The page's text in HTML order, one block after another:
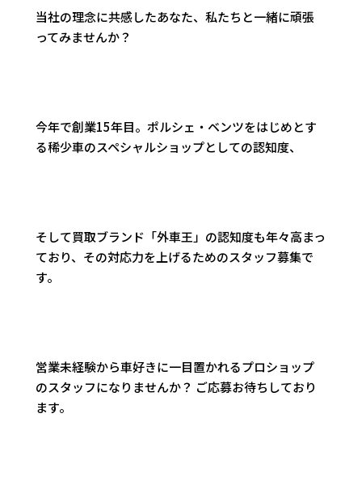
当社の理念に共感したあなた、私たちと一緒に頑張
ってみませんか？
今年で創業15年目。ポルシェ・ベンツをはじめとす
る稀少車のスペシャルショップとしての認知度、
そして買取ブランド「外車王」の認知度も年々高まっ
ており、その対応力を上げるためのスタッフ募集で
す。
営業未経験から車好きに一目置かれるプロショップ
のスタッフになりませんか？ ご応募お待ちしており
ます。